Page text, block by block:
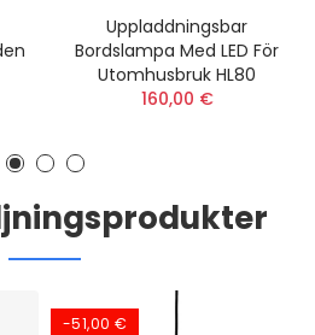
Uppladdningsbar
Bordslampa Med LED För
Utomhusbruk HL80
160,00 €
-51,00 €